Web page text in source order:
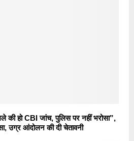
की हो CBI जांच, पुलिस पर नहीं भरोसा”,
उग्र आंदोलन की दी चेतावनी